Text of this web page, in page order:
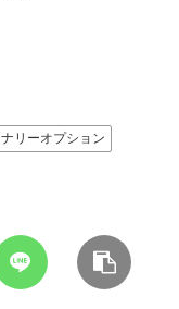
リーオプション